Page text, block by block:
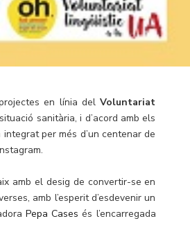
en línia delVoluntariat
sanitària, i d’acord amb els
per més d’un centenar de
amb el desig de convertir-se en
amb l’esperit d’esdevenir un
Pepa Cases és l’encarregada